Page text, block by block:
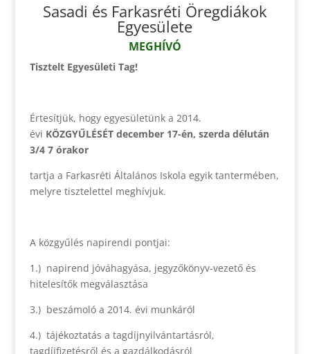
Sasadi és Farkasréti Öregdiákok
Egyesülete
MEGHÍVÓ
Tisztelt Egyesületi Tag!
Értesítjük, hogy egyesületünk a 2014.
évi KÖZGYŰLÉSÉT december 17-én, szerda délután
3/4 7 órakor
tartja a Farkasréti Általános Iskola egyik tantermében,
melyre tisztelettel meghívjuk.
A közgyűlés napirendi pontjai:
1.) napirend jóváhagyása, jegyzőkönyv-vezető és
hitelesítők megválasztása
3.) beszámoló a 2014. évi munkáról
4.) tájékoztatás a tagdíjnyilvántartásról,
tagdíjfizetésről és a gazdálkodásról